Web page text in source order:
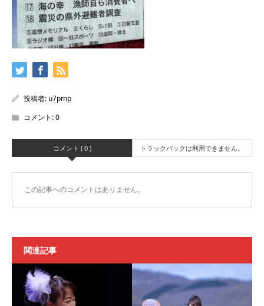
投稿者: u7pmp
コメント:0
コメント ( 0 ) トラックバックは利用できません。
この記事へのコメントはありません。
関連記事